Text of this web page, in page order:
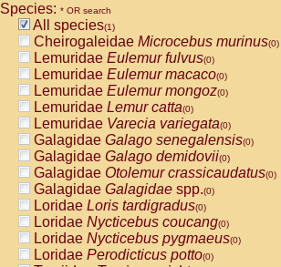
CebidaeCebus capucinus
CebidaeCebus nigrivittatus
CebidaeCebus spp.(0)
CebidaeSaimiri boliviensis(0)
CebidaeSaimiri sciureus(0)
AtelidaeAlouatta caraya(0)
AtelidaeAlouatta fusca(0)
AtelidaeAlouatta seniculus(0)
AtelidaeAlouattaspp.(0)
AtelidaeAteles belzebuth(0)
AtelidaeAteles geoffroyi(0)
AtelidaeAteles paniscus(0)
AtelidaeAtelesspp.(0)
AtelidaeLagothrix lagothricha(0)
AtelidaeLagothrix lagothricha cana
PitheciidaeCacajao calvus
Species: * OR search
All species(1)
Cheirogaleidae Microcebus murinus(0)
Lemuridae Eulemur fulvus(0)
Lemuridae Eulemur macaco(0)
Lemuridae Eulemur mongoz(0)
Lemuridae Lemur catta(0)
Lemuridae Varecia variegata(0)
Galagidae Galago senegalensis(0)
Galagidae Galago demidovii(0)
Galagidae Otolemur crassicaudatus(0)
Galagidae Galagidae spp.(0)
Loridae Loris tardigradus(0)
Loridae Nycticebus coucang(0)
Loridae Nycticebus pygmaeus(0)
Loridae Perodicticus potto(0)